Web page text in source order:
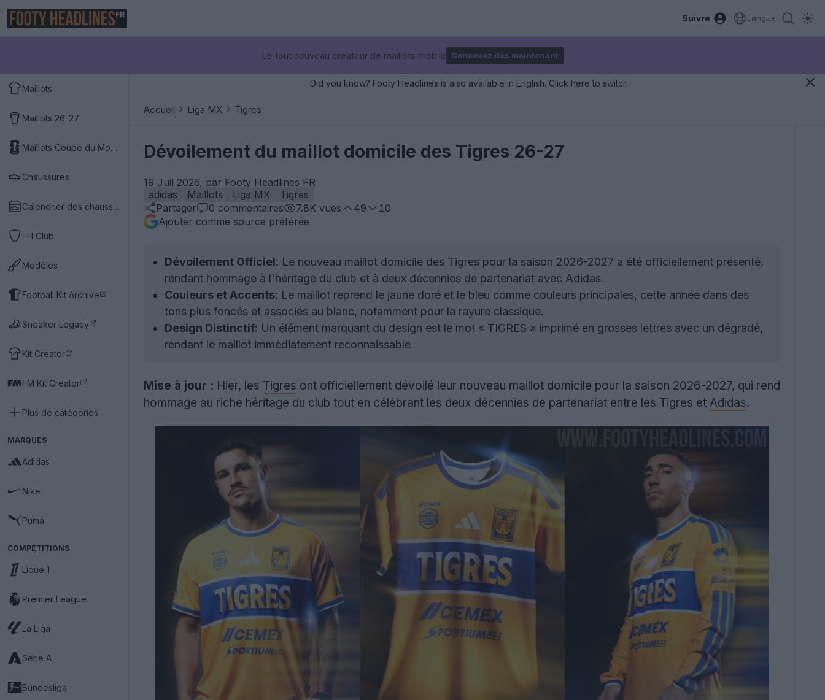
FR Suivre Langue
Le tout nouveau créateur de maillots mobile Concevez dès maintenant
Maillots
Maillots 26-27
Maillots Coupe du Monde 2026
Chaussures
Calendrier des chaussures
FH Club
Modèles
Football Kit Archive
Sneaker Legacy
Kit Creator
FM Kit Creator
Plus de catégories
MARQUES
Adidas
Nike
Puma
COMPÉTITIONS
Ligue 1
Premier League
La Liga
Serie A
Bundesliga
Did you know? Footy Headlines is also available in English. Click here to switch.
Accueil Liga MX Tigres
Dévoilement du maillot domicile des Tigres 26-27
19 Juil 2026, par Footy Headlines FR
adidas
Maillots Liga MX
Tigres
Partager
0 commentaires 7.8K vues 49
10
Ajouter comme source préférée
Dévoilement Officiel: Le nouveau maillot domicile des Tigres pour la saison 2026-2027 a été officiellement présenté,
rendant hommage à l'héritage du club et à deux décennies de partenariat avec Adidas.
Couleurs et Accents: Le maillot reprend le jaune doré et le bleu comme couleurs principales, cette année dans des
tons plus foncés et associés au blanc, notamment pour la rayure classique.
Design Distinctif: Un élément marquant du design est le mot « TIGRES » imprimé en grosses lettres avec un dégradé,
rendant le maillot immédiatement reconnaissable.
Mise à jour : Hier, les Tigres ont officiellement dévoilé leur nouveau maillot domicile pour la saison 2026-2027, qui rend
hommage au riche héritage du club tout en célébrant les deux décennies de partenariat entre les Tigres et Adidas.